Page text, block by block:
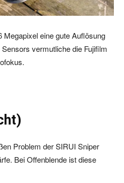
Megapixel eine gute Auflösung
vermutliche die Fujifilm
Problem der SIRUI Sniper
Bei Offenblende ist diese